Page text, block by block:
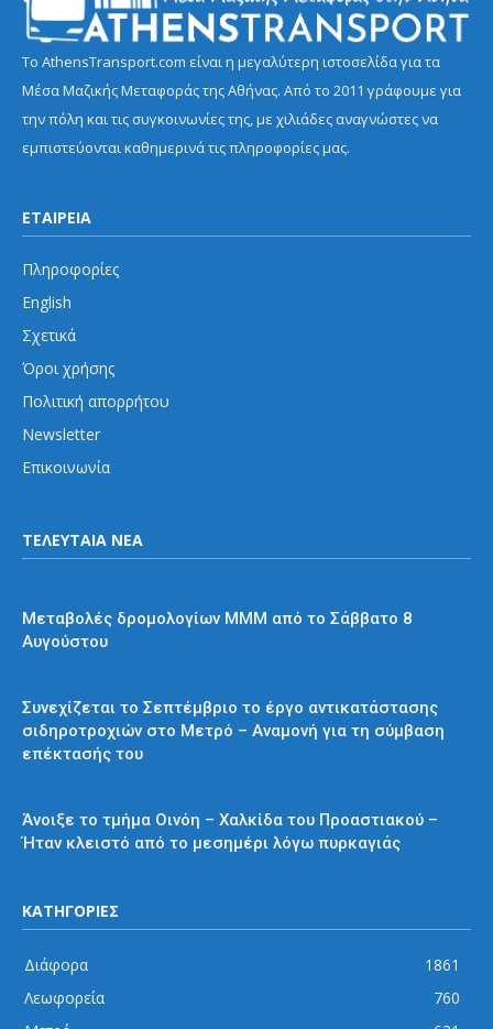
Το AthensTransport.com είναι η μεγαλύτερη ιστοσελίδα για τα
Μέσα Μαζικής Μεταφοράς της Αθήνας. Από το 2011 γράφουμε για
την πόλη και τις συγκοινωνίες της, με χιλιάδες αναγνώστες να
εμπιστεύονται καθημερινά τις πληροφορίες μας.
ΕΤΑΙΡΕΙΑ
Πληροφορίες
English
Σχετικά
Όροι χρήσης
Πολιτική απορρήτου
Newsletter
Επικοινωνία
ΤΕΛΕΥΤΑΙΑ ΝΕΑ
Μεταβολές δρομολογίων ΜΜΜ από το Σάββατο 8
Αυγούστου
Συνεχίζεται το Σεπτέμβριο το έργο αντικατάστασης
σιδηροτροχιών στο Μετρό – Αναμονή για τη σύμβαση
επέκτασής του
Άνοιξε το τμήμα Οινόη – Χαλκίδα του Προαστιακού –
Ήταν κλειστό από το μεσημέρι λόγω πυρκαγιάς
ΚΑΤΗΓΟΡΙΕΣ
Διάφορα
1861
Λεωφορεία
760